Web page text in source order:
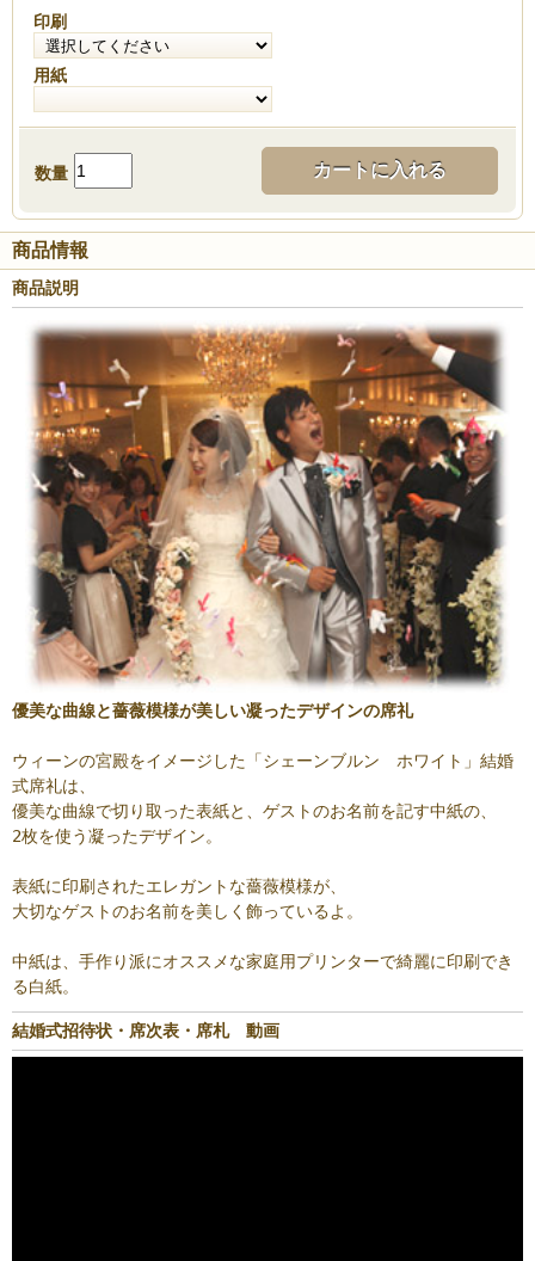
印刷
用紙
数量 カートに入れる
商品情報
商品説明
優美な曲線と薔薇模様が美しい凝ったデザインの席礼
ウィーンの宮殿をイメージした「シェーンブルン ホワイト」結婚
式席礼は、
優美な曲線で切り取った表紙と、ゲストのお名前を記す中紙の、
2枚を使う凝ったデザイン。
表紙に印刷されたエレガントな薔薇模様が、
大切なゲストのお名前を美しく飾っているよ。
中紙は、手作り派にオススメな家庭用プリンターで綺麗に印刷でき
る白紙。
結婚式招待状・席次表・席札 動画